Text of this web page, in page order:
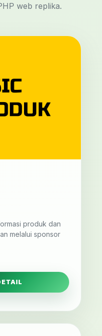
web replika.
produk dan
melalui sponsor